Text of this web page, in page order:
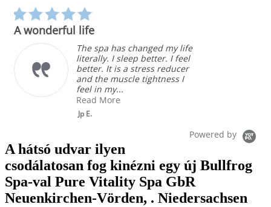
rating
A wonderful life
The spa has changed my life
literally. I sleep better. I feel
better. It is a stress reducer
and the muscle tightness I
feel in my...
Read More
Jp E.
Powered by
A hátsó udvar ilyen
csodálatosan fog kinézni egy új Bullfrog
Spa-val Pure Vitality Spa GbR
Neuenkirchen-Vörden, . Niedersachsen